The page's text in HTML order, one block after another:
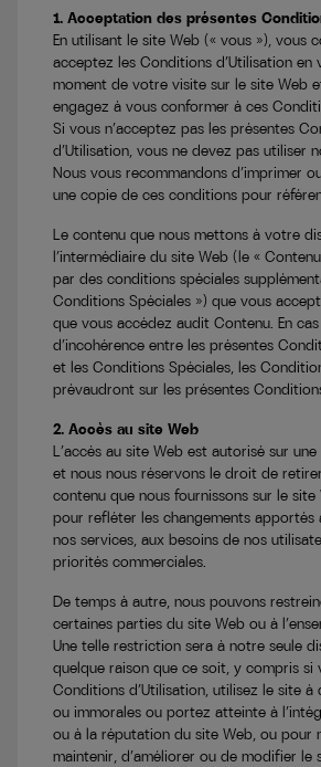
1. Acceptation des présentes
En utilisant le site Web (« vous »), vous
acceptez les Conditions d’Utilisation en
moment de votre visite sur le site Web
engagez à vous conformer à ces
Si vous n’acceptez pas les présentes
d’Utilisation, vous ne devez pas utiliser
Nous vous recommandons d’imprimer
une copie de ces conditions pour
Le contenu que nous mettons à votre
l’intermédiaire du site Web (le «
par des conditions spéciales
Conditions Spéciales ») que vous
que vous accédez audit Contenu. En
d’incohérence entre les présentes
et les Conditions Spéciales, les
prévaudront sur les présentes
2. Accès au site Web
L’accès au site Web est autorisé sur
et nous nous réservons le droit de
contenu que nous fournissons sur le site
pour refléter les changements apportés
nos services, aux besoins de nos
priorités commerciales.
De temps à autre, nous pouvons
certaines parties du site Web ou à
Une telle restriction sera à notre seule
quelque raison que ce soit, y compris si
Conditions d’Utilisation, utilisez le site à
ou immorales ou portez atteinte à
ou à la réputation du site Web, ou pour
maintenir, d’améliorer ou de modifier le